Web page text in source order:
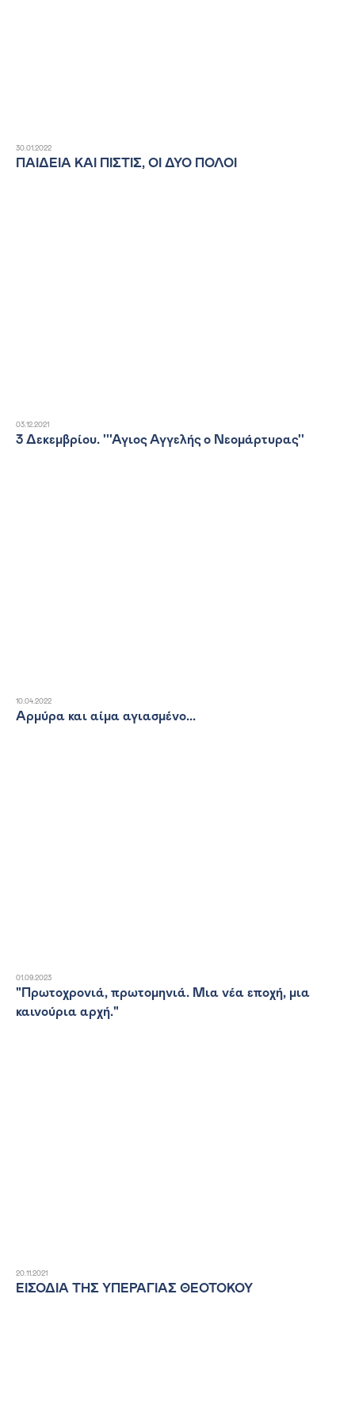
30.01.2022
ΠΑΙΔΕΙΑ ΚΑΙ ΠΙΣΤΙΣ, ΟΙ ΔΥΟ ΠΟΛΟΙ
03.12.2021
3 Δεκεμβρίου. '''Αγιος Αγγελής ο Νεομάρτυρας''
10.04.2022
Αρμύρα και αίμα αγιασμένο...
01.09.2023
"Πρωτοχρονιά, πρωτομηνιά. Μια νέα εποχή, μια
καινούρια αρχή."
20.11.2021
ΕΙΣΟΔΙΑ ΤΗΣ ΥΠΕΡΑΓΙΑΣ ΘΕΟΤΟΚΟΥ